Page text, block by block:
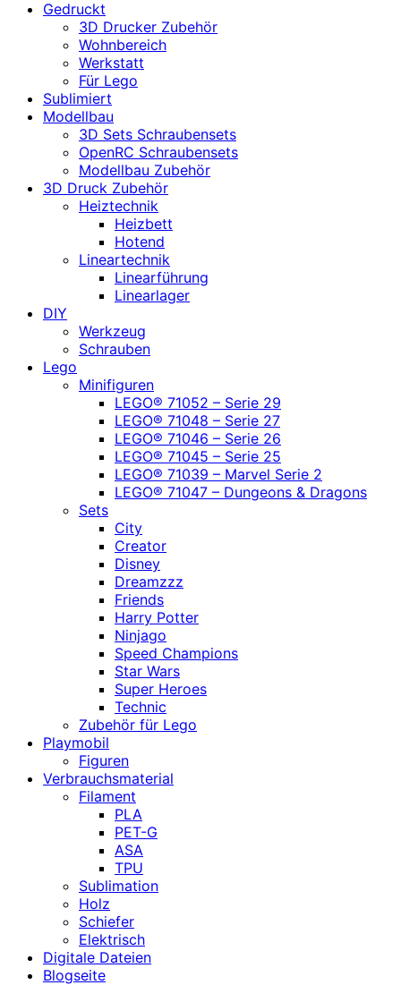
Gedruckt
3D Drucker Zubehör
Wohnbereich
Werkstatt
Für Lego
Sublimiert
Modellbau
3D Sets Schraubensets
OpenRC Schraubensets
Modellbau Zubehör
3D Druck Zubehör
Heiztechnik
Heizbett
Hotend
Lineartechnik
Linearführung
Linearlager
DIY
Werkzeug
Schrauben
Lego
Minifiguren
LEGO® 71052 – Serie 29
LEGO® 71048 – Serie 27
LEGO® 71046 – Serie 26
LEGO® 71045 – Serie 25
LEGO® 71039 – Marvel Serie 2
LEGO® 71047 – Dungeons & Dragons
Sets
City
Creator
Disney
Dreamzzz
Friends
Harry Potter
Ninjago
Speed Champions
Star Wars
Super Heroes
Technic
Zubehör für Lego
Playmobil
Figuren
Verbrauchsmaterial
Filament
PLA
PET-G
ASA
TPU
Sublimation
Holz
Schiefer
Elektrisch
Digitale Dateien
Blogseite